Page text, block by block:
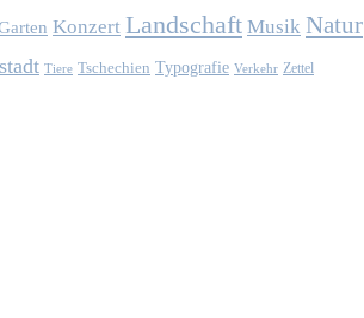
Konzert Landschaft Musik Natur
Tiere Tschechien Typografie Verkehr Zettel